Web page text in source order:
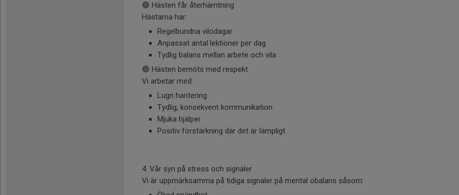
🟢 Hästen får återhämtning
Hästarna har:
Regelbundna vilodagar
Anpassat antal lektioner per dag
Tydlig balans mellan arbete och vila
🟢 Hästen bemöts med respekt
Vi arbetar med:
Lugn hantering
Tydlig, konsekvent kommunikation
Mjuka hjälper
Positiv förstärkning där det är lämpligt
4. Vår syn på stress och signaler
Vi är uppmärksamma på tidiga signaler på mental obalans såsom: